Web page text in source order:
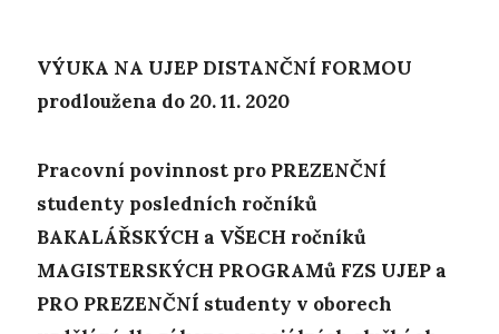
VÝUKA NA UJEP DISTANČNÍ FORMOU
prodloužena do 20. 11. 2020
Pracovní povinnost pro PREZENČNÍ
studenty posledních ročníků
BAKALÁŘSKÝCH a VŠECH ročníků
MAGISTERSKÝCH PROGRAMů FZS UJEP a
PRO PREZENČNÍ studenty v oborech